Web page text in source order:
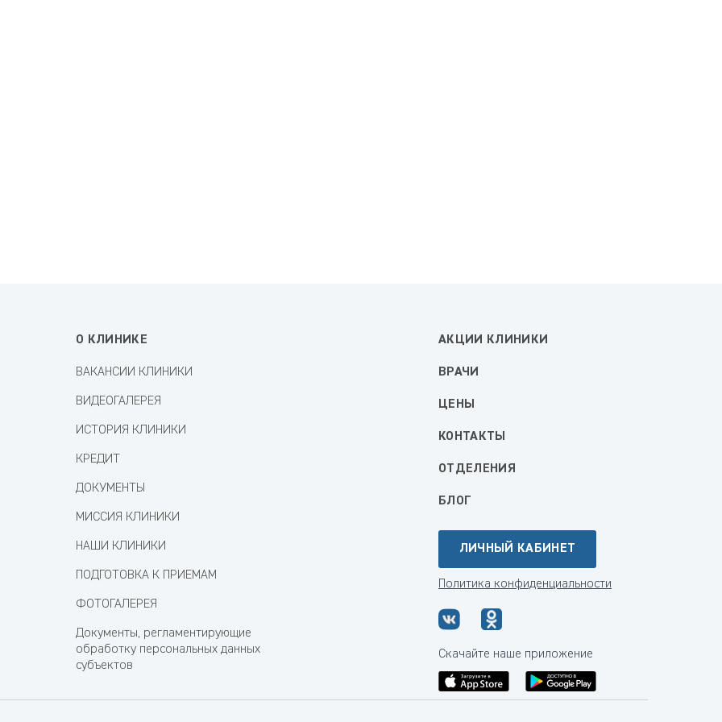
О КЛИНИКЕ
ВАКАНСИИ КЛИНИКИ
ВИДЕОГАЛЕРЕЯ
ИСТОРИЯ КЛИНИКИ
КРЕДИТ
ДОКУМЕНТЫ
МИССИЯ КЛИНИКИ
НАШИ КЛИНИКИ
ПОДГОТОВКА К ПРИЕМАМ
ФОТОГАЛЕРЕЯ
Документы, регламентирующие
обработку персональных данных
субъектов
АКЦИИ КЛИНИКИ
ВРАЧИ
ЦЕНЫ
КОНТАКТЫ
ОТДЕЛЕНИЯ
БЛОГ
ЛИЧНЫЙ КАБИНЕТ
Политика конфиденциальности
Скачайте наше приложение